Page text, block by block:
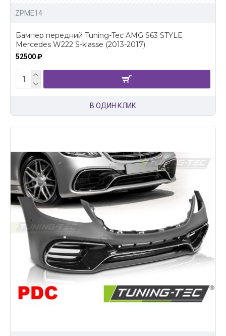
ZPME14
Бампер передний Tuning-Tec AMG S63 STYLE
Mercedes W222 S-klasse (2013-2017)
52500 ₽
В ОДИН КЛИК